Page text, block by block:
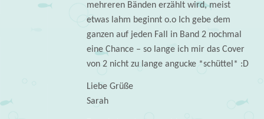
mehreren Bänden erzählt wird, meist
etwas lahm beginnt o.o Ich gebe dem
ganzen auf jeden Fall in Band 2 nochmal
eine Chance – so lange ich mir das Cover
von 2 nicht zu lange angucke *schüttel* :D
Liebe Grüße
Sarah